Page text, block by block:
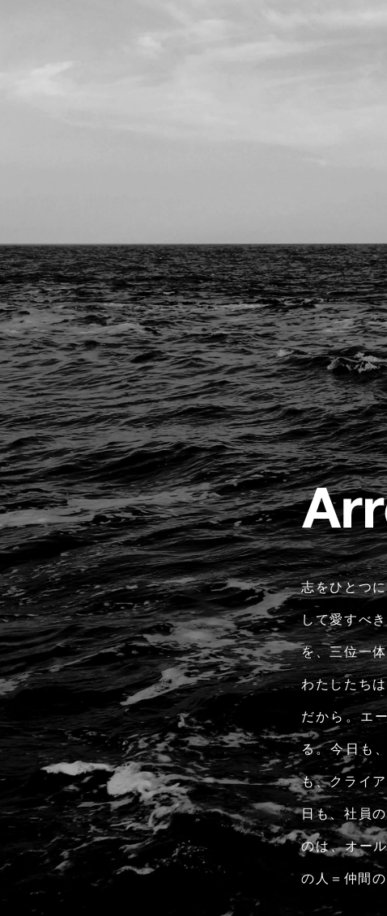
志をひとつ
して愛すべ
を、三位一
わたしたち
だから。エ
る。今日も
も、クライ
日も、社員
のは、オー
の人＝仲間